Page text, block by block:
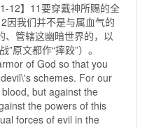
12】11要穿戴神所赐的全
因我们并不是与属血气的
、管辖这幽暗世界的，以
原文都作“摔跤”）。
of God so that you
schemes. For our
but against the
the powers of this
forces of evil in the